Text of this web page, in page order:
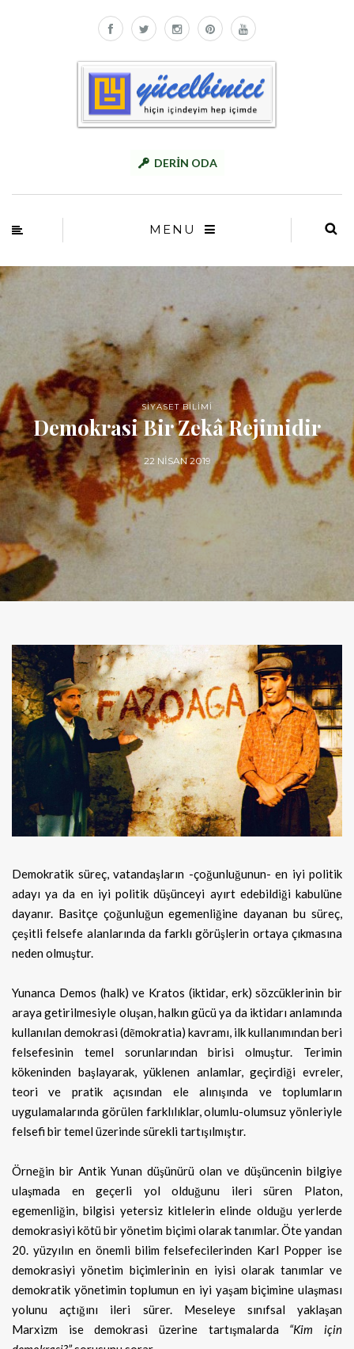
DERİN ODA
MENU
SİYASET BİLİMİ
Demokrasi Bir Zekâ Rejimidir
22 NISAN 2019
Demokratik süreç, vatandaşların -çoğunluğunun- en iyi politik
adayı ya da en iyi politik düşünceyi ayırt edebildiği kabulüne
dayanır. Basitçe çoğunluğun egemenliğine dayanan bu süreç,
çeşitli felsefe alanlarında da farklı görüşlerin ortaya çıkmasına
neden olmuştur.
Yunanca Demos (halk) ve Kratos (iktidar, erk) sözcüklerinin bir
araya getirilmesiyle oluşan, halkın gücü ya da iktidarı anlamında
kullanılan demokrasi (dẽmokratia) kavramı, ilk kullanımından beri
felsefesinin temel sorunlarından birisi olmuştur. Terimin
kökeninden başlayarak, yüklenen anlamlar, geçirdiği evreler,
teori ve pratik açısından ele alınışında ve toplumların
uygulamalarında görülen farklılıklar, olumlu-olumsuz yönleriyle
felsefi bir temel üzerinde sürekli tartışılmıştır.
Örneğin bir Antik Yunan düşünürü olan ve düşüncenin bilgiye
ulaşmada en geçerli yol olduğunu ileri süren Platon,
egemenliğin, bilgisi yetersiz kitlelerin elinde olduğu yerlerde
demokrasiyi kötü bir yönetim biçimi olarak tanımlar. Öte yandan
20. yüzyılın en önemli bilim felsefecilerinden Karl Popper ise
demokrasiyi yönetim biçimlerinin en iyisi olarak tanımlar ve
demokratik yönetimin toplumun en iyi yaşam biçimine ulaşması
yolunu açtığını ileri sürer. Meseleye sınıfsal yaklaşan
Marxizm ise demokrasi üzerine tartışmalarda “Kim için